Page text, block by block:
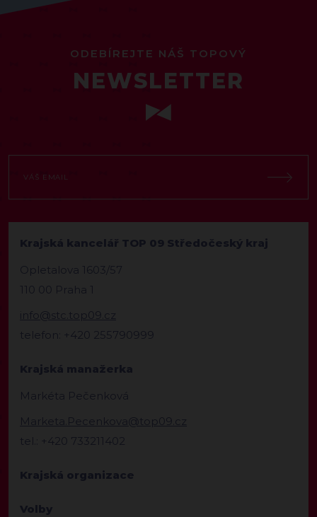
ODEBÍREJTE NÁŠ TOPOVÝ
NEWSLETTER
Krajská kancelář TOP 09 Středočeský kraj
Opletalova 1603/57
110 00 Praha 1
info@stc.top09.cz
telefon: +420 255790999
Krajská manažerka
Markéta Pečenková
Marketa.Pecenkova@top09.cz
tel.: +420 733211402
Krajská organizace
Volby